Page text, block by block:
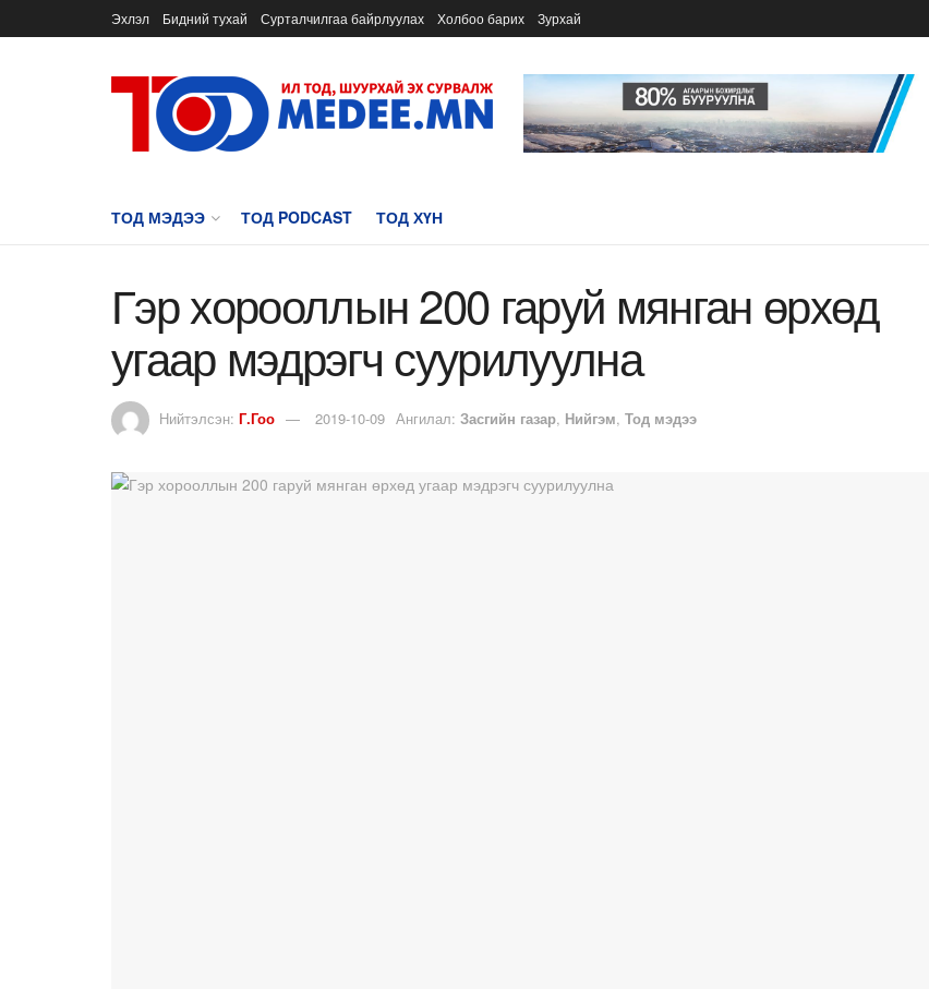
Эхлэл Бидний тухай Сурталчилгаа байрлуулах Холбоо барих Зурхай
ТОД МЭДЭЭ ТОД PODCAST ТОД ХҮН
Гэр хорооллын 200 гаруй мянган өрхөд
угаар мэдрэгч суурилуулна
Нийтэлсэн: Г.Гоо 2019-10-09 Ангилал: Засгийн газар, Нийгэм, Тод мэдээ